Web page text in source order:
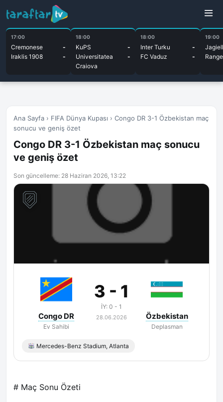
17:00
Cremonese
-
Iraklis 1908
-
18:00
KuPS
-
Universitatea
Craiova
-
18:00
Inter Turku
-
FC Vaduz
-
19:00
Ana Sayfa › FIFA Dünya Kupası › Congo DR 3-1 Özbekistan maç
sonucu ve geniş özet
Congo DR 3-1 Özbekistan maç sonucu
ve geniş özet
Son güncelleme: 28 Haziran 2026, 13:22
Congo DR
Ev Sahibi
3 - 1
İY: 0 - 1
28.06.2026 Özbekistan
Deplasman
Mercedes-Benz Stadium, Atlanta
# Maç Sonu Özeti